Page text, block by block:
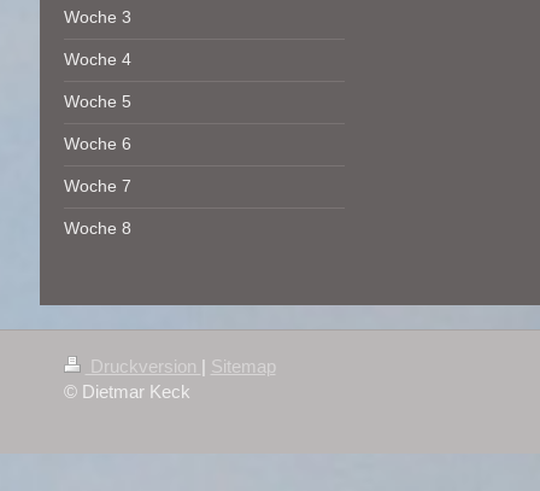
Woche 3
Woche 4
Woche 5
Woche 6
Woche 7
Woche 8
Druckversion | Sitemap
© Dietmar Keck